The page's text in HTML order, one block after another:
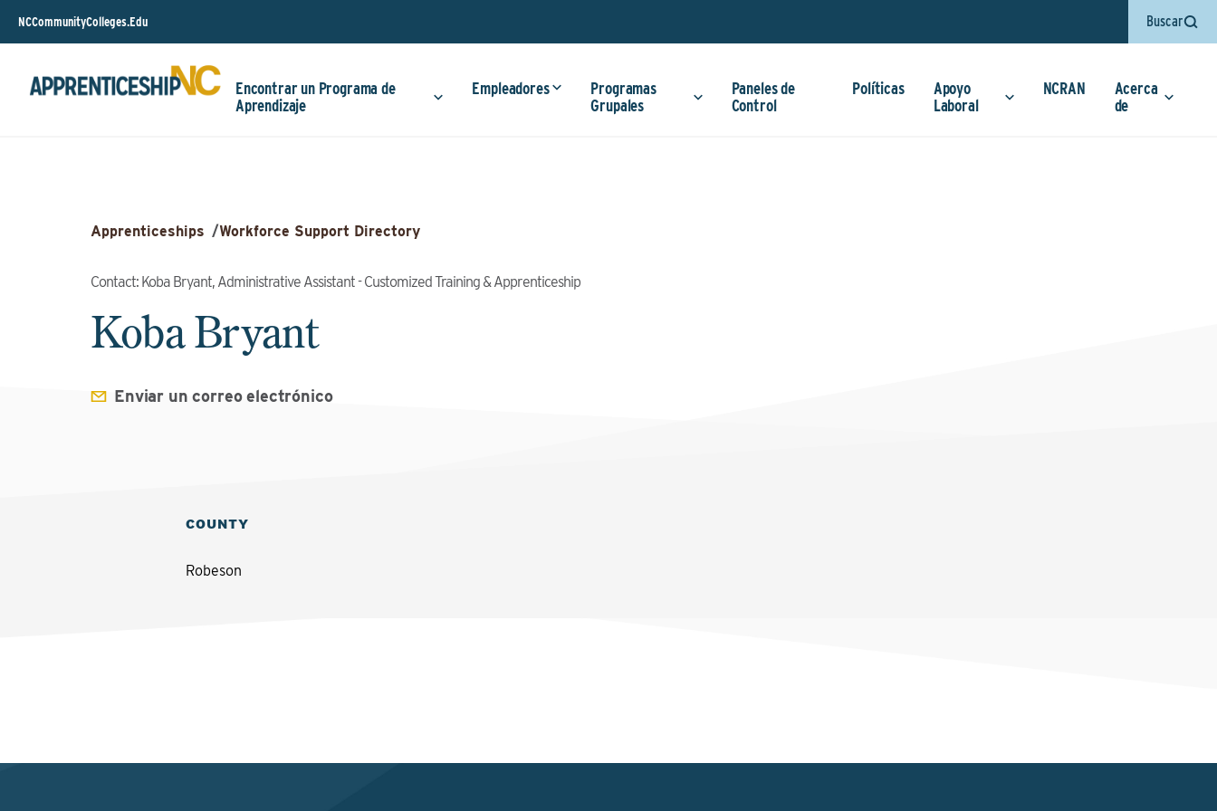
NCCommunityColleges.Edu Buscar
Encontrar un Programa de
Aprendizaje
Empleadores
Programas
Grupales
Paneles de
Control
Políticas
Apoyo
Laboral
NCRAN
Acerca
de
Apprenticeships /Workforce Support Directory
Contact: Koba Bryant, Administrative Assistant - Customized Training & Apprenticeship
Koba Bryant
Enviar un correo electrónico
COUNTY
Robeson